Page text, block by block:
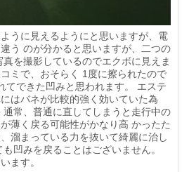
うに見えるようにと思いますが、電
う のが分かると思いますが、二つの
を撮影しているのでエクボに見えま
ミで、おそらく 1度に擦られたので
てできた凹みと思われます。 エステ
はバネが比較的強く効いていた為
常、普通に直してしまうと走行中の
薄く戻る可能性がかなり高 かったた
溜まっている力を抜いて綺麗に治し
凹みを戻ることはございません。
ます。